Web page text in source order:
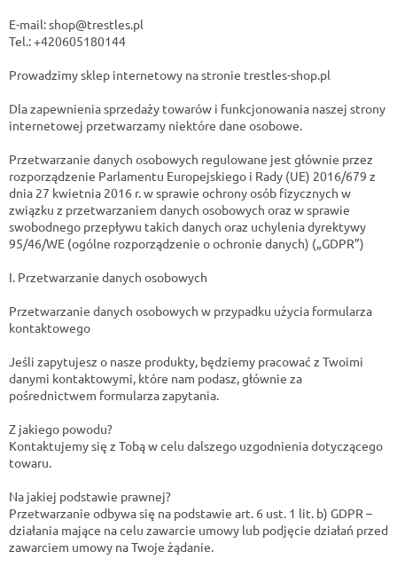
E-mail: shop@trestles.pl
Tel.: +420605180144
Prowadzimy sklep internetowy na stronie trestles-shop.pl
Dla zapewnienia sprzedaży towarów i funkcjonowania naszej strony
internetowej przetwarzamy niektóre dane osobowe.
Przetwarzanie danych osobowych regulowane jest głównie przez
rozporządzenie Parlamentu Europejskiego i Rady (UE) 2016/679 z
dnia 27 kwietnia 2016 r. w sprawie ochrony osób fizycznych w
związku z przetwarzaniem danych osobowych oraz w sprawie
swobodnego przepływu takich danych oraz uchylenia dyrektywy
95/46/WE (ogólne rozporządzenie o ochronie danych) („GDPR”)
I. Przetwarzanie danych osobowych
Przetwarzanie danych osobowych w przypadku użycia formularza
kontaktowego
Jeśli zapytujesz o nasze produkty, będziemy pracować z Twoimi
danymi kontaktowymi, które nam podasz, głównie za
pośrednictwem formularza zapytania.
Z jakiego powodu?
Kontaktujemy się z Tobą w celu dalszego uzgodnienia dotyczącego
towaru.
Na jakiej podstawie prawnej?
Przetwarzanie odbywa się na podstawie art. 6 ust. 1 lit. b) GDPR –
działania mające na celu zawarcie umowy lub podjęcie działań przed
zawarciem umowy na Twoje żądanie.